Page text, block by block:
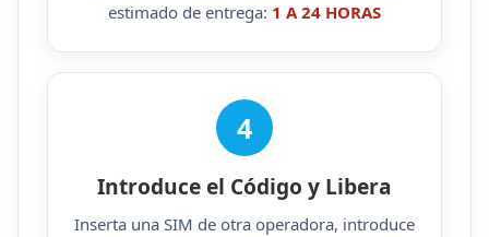
estimado de entrega: 1 A 24 HORAS
4
Introduce el Código y Libera
Inserta una SIM de otra operadora, introduce